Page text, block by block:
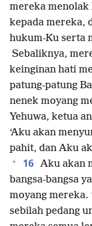
mereka menolak
kepada mereka,
hukum-Ku serta
Sebaliknya,
keinginan hati
patung-patung
nenek moyang
Yehuwa, ketua
‘Aku akan
pahit, dan Aku
+ 16 Aku akan
bangsa-bangsa
moyang mereka.
sebilah pedang